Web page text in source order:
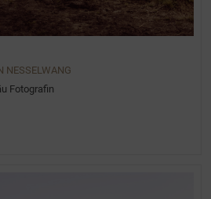
NESSELWANG
Fotografin